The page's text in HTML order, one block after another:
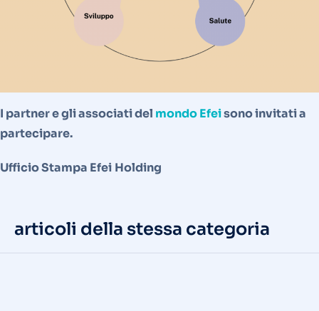
I partner e gli associati del mondo Efeisono invitati a
partecipare.
Ufficio Stampa Efei Holding
articoli della stessa categoria